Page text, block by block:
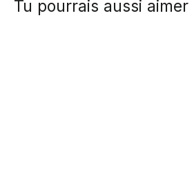
Tu pourrais aussi aimer